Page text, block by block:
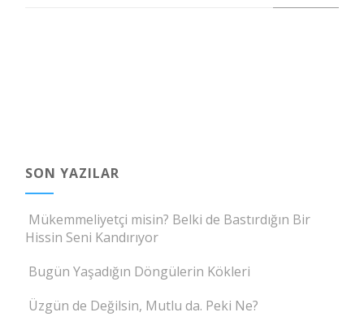
SON YAZILAR
Mükemmeliyetçi misin? Belki de Bastırdığın Bir
Hissin Seni Kandırıyor
Bugün Yaşadığın Döngülerin Kökleri
Üzgün de Değilsin, Mutlu da. Peki Ne?